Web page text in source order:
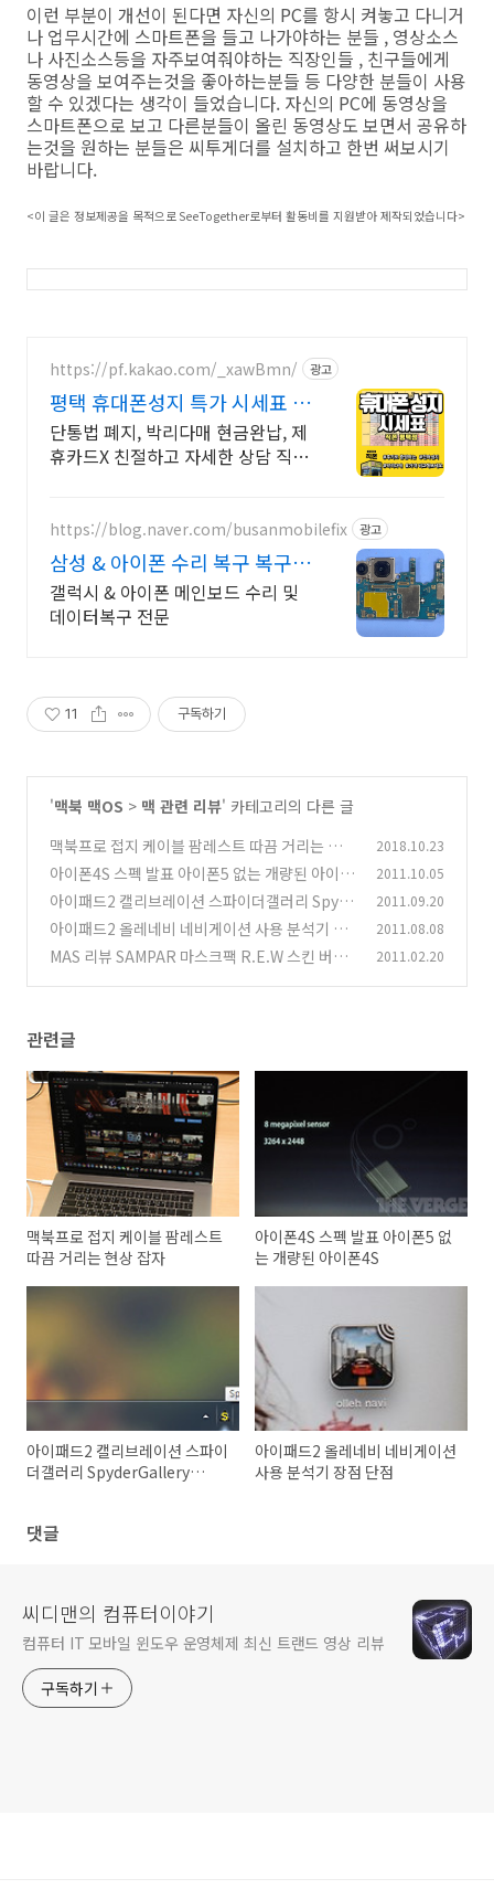
이런 부분이 개선이 된다면 자신의 PC를 항시 켜놓고 다니거
나 업무시간에 스마트폰을 들고 나가야하는 분들 , 영상소스
나 사진소스등을 자주보여줘야하는 직장인들 , 친구들에게
동영상을 보여주는것을 좋아하는분들 등 다양한 분들이 사용
할 수 있겠다는 생각이 들었습니다. 자신의 PC에 동영상을
스마트폰으로 보고 다른분들이 올린 동영상도 보면서 공유하
는것을 원하는 분들은 씨투게더를 설치하고 한번 써보시기
바랍니다.
<이 글은 정보제공을 목적으로 SeeTogether로부터 활동비를 지원받아 제작되었습니다>
https://pf.kakao.com/_xawBmn/ 광고
평택 휴대폰성지 특가 시세표 가
격비교 꼭 해보세요
단통법 폐지, 박리다매 현금완납, 제
휴카드X 친절하고 자세한 상담 직폰
https://blog.naver.com/busanmobilefix 광고
삼성 & 아이폰 수리 복구 복구
실패시 비용 무료
갤럭시 & 아이폰 메인보드 수리 및
데이터복구 전문
11 구독하기
'맥북 맥OS > 맥 관련 리뷰' 카테고리의 다른 글
맥북프로 접지 케이블 팜레스트 따끔 거리는 현상
잡자
(3)
2018.10.23
아이폰4S 스펙 발표 아이폰5 없는 개량된 아이폰
4S
(12)
2011.10.05
아이패드2 캘리브레이션 스파이더갤러리 Spyde
rGallery Desktop (11)
2011.09.20
아이패드2 올레네비 네비게이션 사용 분석기 장
점 단점 (11)
2011.08.08
MAS 리뷰 SAMPAR 마스크팩 R.E.W 스킨 버츠
2011.02.20
관련글
맥북프로 접지 케이블 팜레스트
따끔 거리는 현상 잡자
아이폰4S 스펙 발표 아이폰5 없
는 개량된 아이폰4S
아이패드2 캘리브레이션 스파이
더갤러리 SpyderGallery
아이패드2 올레네비 네비게이션
사용 분석기 장점 단점
댓글
씨디맨의 컴퓨터이야기
컴퓨터 IT 모바일 윈도우 운영체제 최신 트랜드 영상 리뷰
구독하기